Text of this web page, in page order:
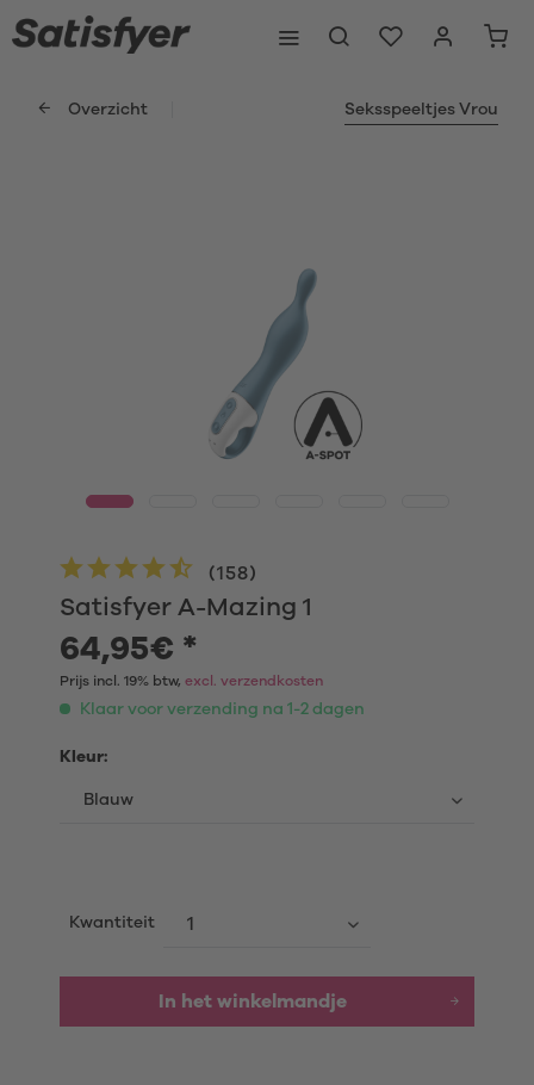
Overzicht Seksspeeltjes Vrou
Satisfyer A-Mazing 1
(158)
64,95€ *
Prijs incl. 19% btw, excl. verzendkosten
Klaar voor verzending na 1-2 dagen
Kleur:
Kwantiteit
In het winkelmandje